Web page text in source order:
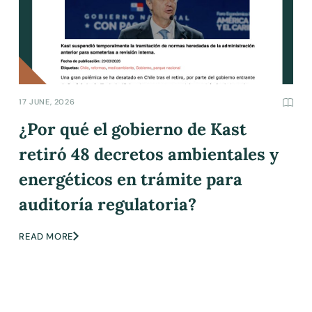
17 JUNE, 2026
¿Por qué el gobierno de Kast
retiró 48 decretos ambientales y
energéticos en trámite para
auditoría regulatoria?
READ MORE